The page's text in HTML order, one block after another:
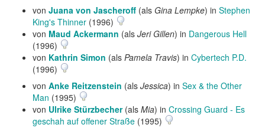
von Juana von Jascheroff (als Gina Lempke) in Stephen
King's Thinner (1996)
von Maud Ackermann (als Jeri Gillen) in Dangerous Hell
(1996)
von Kathrin Simon (als Pamela Travis) in Cybertech P.D.
(1996)
von Anke Reitzenstein (als Jessica) in Sex & the Other
Man (1995)
von Ulrike Stürzbecher(als Mia) in Crossing Guard - Es
geschah auf offener Straße (1995)